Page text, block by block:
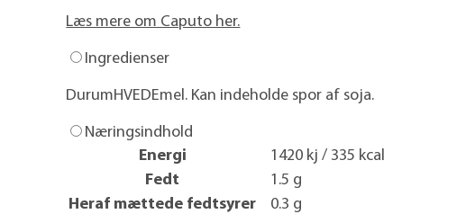
Læs mere om Caputo her.
Ingredienser
DurumHVEDEmel. Kan indeholde spor af soja.
Næringsindhold
Energi
1420 kj / 335 kcal
Fedt
1.5 g
Heraf mættede fedtsyrer
0.3 g